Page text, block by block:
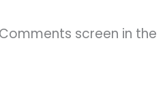
screen in the